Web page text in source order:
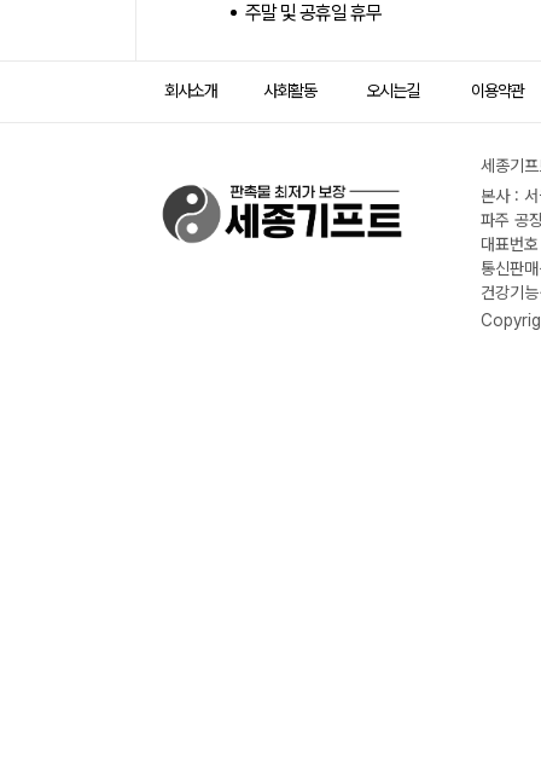
주말 및 공휴일 휴무
회사소개 사회활동 오시는길 이용약관
세종기
본사 :
파주 공
대표번
통신판
건강기